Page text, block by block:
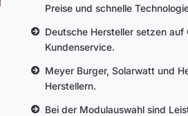
Preise und schnelle
Deutsche Hersteller setzen
Kundenservice.
Meyer Burger, Solarwatt und
Herstellern.
Bei der Modulauswahl sind